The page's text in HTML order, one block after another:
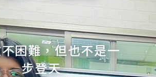
困難，但也不是一
步登天